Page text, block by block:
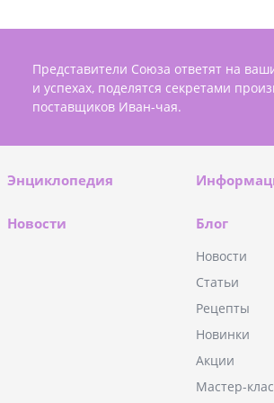
Представители Союза ответят на
и успехах, поделятся секретами
поставщиков Иван-чая.
Энциклопедия
Новости Блог
Новости
Статьи
Рецепты
Новинки
Акции
Мастер-